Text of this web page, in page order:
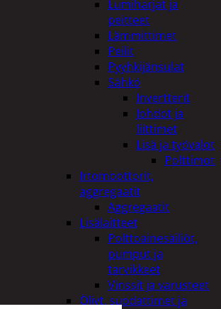
Lumiharjat ja
peitteet
Lämmittimet
Peilit
Pyyhkijänsulat
Sähkö
Invertterit
Johdot ja
liittimet
Lisä ja työvalot
Polttimot
Irtomoottorit,
aggregaatit
Aggregaatit
Lisälaitteet
Polttoainesäiliöt,
pumput ja
tarvikkeet
Vinssit ja varusteet
Öljyt, suodattimet ja